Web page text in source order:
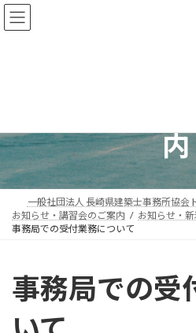
コ
ン
ス
キ
ッ
プ
ナ
ビ
ン
に
移
動
内
一般社団法人 長崎県建築士事務所協会
お知らせ・講習会のご案内
お知らせ・
事務局での受付業務について
事務局での受